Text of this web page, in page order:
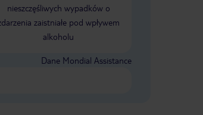
nieszczęśliwych wypadków o
zaistniałe pod wpływem
alkoholu
Dane Mondial Assistance